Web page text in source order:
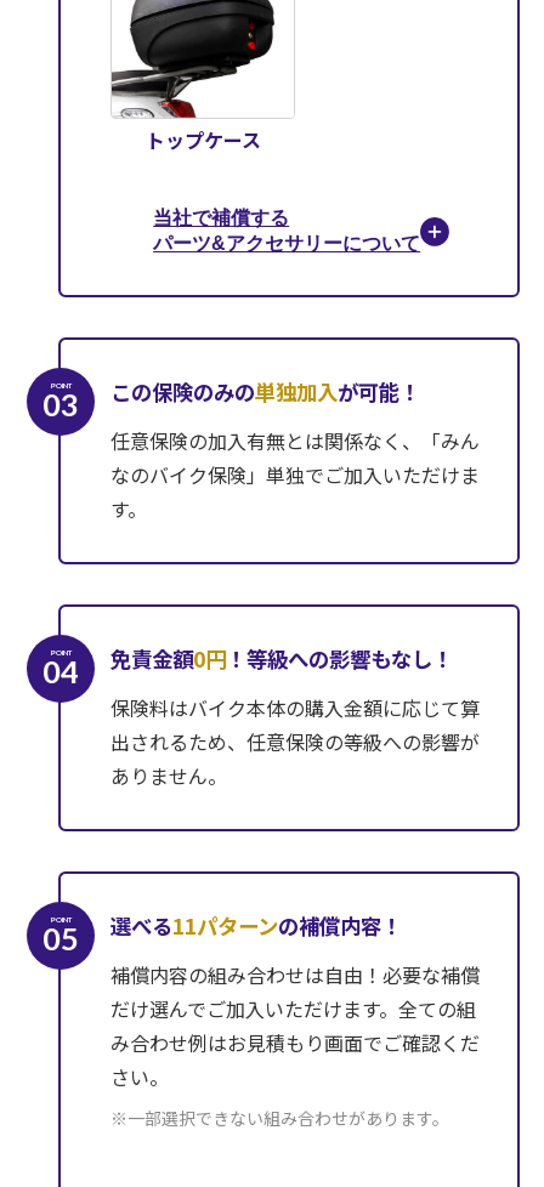
トップケース
当社で補償する
パーツ&アクセサリーについて
POINT
03 この保険のみの単独加入が可能！
任意保険の加入有無とは関係なく、「みん
なのバイク保険」単独でご加入いただけま
す。
POINT
04 免責金額0円！等級への影響もなし！
保険料はバイク本体の購入金額に応じて算
出されるため、任意保険の等級への影響が
ありません。
POINT
05 選べる11パターンの補償内容！
補償内容の組み合わせは自由！必要な補償
だけ選んでご加入いただけます。全ての組
み合わせ例はお見積もり画面でご確認くだ
さい。
※一部選択できない組み合わせがあります。